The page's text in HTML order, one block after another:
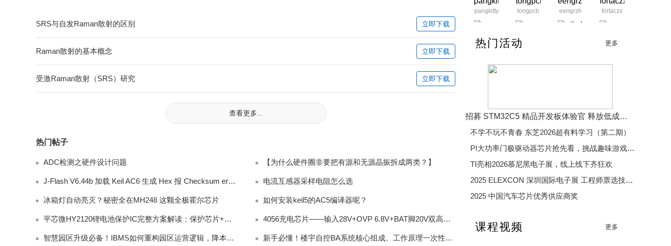
SRS与自发Raman散射的区别 立即下载
Raman散射的基本概念 立即下载
受激Raman散射（SRS）研究 立即下载
查看更多...
热门帖子
ADC检测之硬件设计问题 【为什么硬件圈非要把有源和无源晶振拆成两类？】
J-Flash V6.44b 加载 Keil AC6 生成 Hex 报 Checksum error 电流互感器采样电阻怎么选
冰箱灯自动亮灭？秘密全在MH248 这颗全极霍尔芯片 如何安装keil5的AC5编译器呢？
平芯微HY2120锂电池保护IC完整方案解读：保护芯片+双MOS+充电IC三合一 4056充电芯片——输入28V+OVP 6.8V+BAT脚20V双高耐压全解读
智慧园区升级必备！IBMS如何重构园区运营逻辑，降本又提效 新手必懂！楼宇自控BA系统核心组成、工作原理一次性讲透
pangkitty tongpcb eengrzh fortaczx
weldon116
cai_mouse
热门活动 更多
招募 STM32C5 精品开发板体验官 释放低成本、低功耗、高效率开发魅力
不学不玩不青春 东芝2026超有料学习（第二期）
PI大功率门极驱动器芯片抢先看，挑战趣味游戏赢精美好礼
TI亮相2026慕尼黑电子展，线上线下齐狂欢
2025 ELEXCON 深圳国际电子展 工程师票选技术大奖
2025 中国汽车芯片优秀供应商奖
课程视频 更多